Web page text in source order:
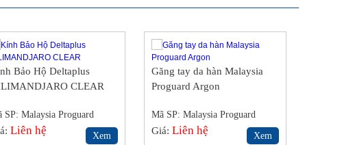
Bảo Hộ Deltaplus
CLEAR
SP: Malaysia Proguard
Liên hệ Xem
Găng tay da hàn Malaysia
Proguard Argon
Mã SP: Malaysia Proguard
S5BS
Giá: Liên hệ Xem